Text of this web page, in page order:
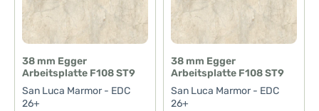
g
e
38 mm Egger
Arbeitsplatte F108 ST9
San Luca Marmor - EDC
26+
38 mm Egger
Arbeitsplatte F108 ST9
San Luca Marmor - EDC
26+